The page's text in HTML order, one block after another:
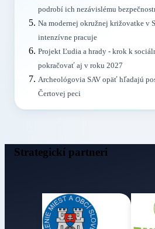
podrobí ich nezávislému
Na modernej okružnej križovatke v
intenzívne pracuje
Projekt Ľudia a hrady - krok k
pokračovať aj v roku 2027
Archeológovia SAV opäť hľadajú
Čertovej peci
Strategickí partneri